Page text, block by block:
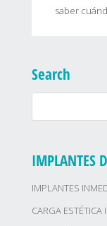
saber
Search
IMPLANTES
IMPLANTES
CARGA ESTÉTICA